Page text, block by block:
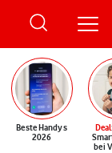
Beste Handys
2026
Deal
bei